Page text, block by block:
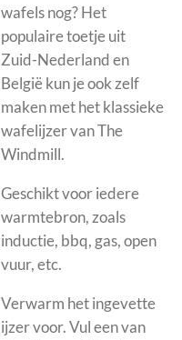
wafels nog? Het
populaire toetje uit
Zuid-Nederland en
België kun je ook zelf
maken met het klassieke
wafelijzer van The
Windmill.
Geschikt voor iedere
warmtebron, zoals
inductie, bbq, gas, open
vuur, etc.
Verwarm het ingevette
ijzer voor. Vul een van